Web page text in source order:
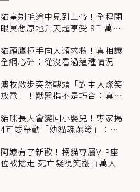
貓皇剃毛途中見到上帝！全程閉
眼冥想原地升天超享受 9千萬人
貓頭鷹揮手向人類求救！真相讓
全網心碎：從沒看過這種情況
澳牧散步突然轉頭「對主人燦笑
放電」！獸醫指不是巧合：真相
貓咪長大會變回小嬰兒！專家揭
4可愛舉動「幼貓魂爆發」：本
阿嬤有了新歡！橘貓專屬VIP座
位被搶走 死亡凝視笑翻百萬人